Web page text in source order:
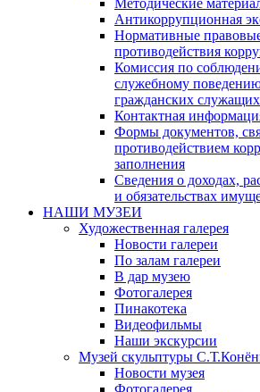
Методические
Антикоррупционная
Нормативные
противодействия
Комиссия по
служебному
гражданских
Контактная
Формы документов,
противодействием
заполнения
Сведения о доходах,
и обязательствах
НАШИ МУЗЕИ
Художественная галерея
Новости галереи
По залам галереи
В дар музею
Фотогалерея
Пинакотека
Видеофильмы
Наши экскурсии
Музей скульптуры
Новости музея
Фотогалерея